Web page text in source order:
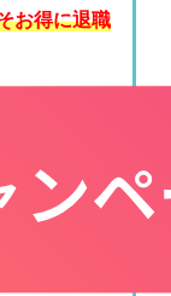
お得に退職